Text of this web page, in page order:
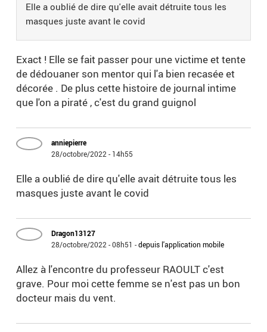
Elle a oublié de dire qu'elle avait détruite tous les
masques juste avant le covid
Exact ! Elle se fait passer pour une victime et tente
de dédouaner son mentor qui l'a bien recasée et
décorée . De plus cette histoire de journal intime
que l'on a piraté , c'est du grand guignol
anniepierre
28/octobre/2022 - 14h55
Elle a oublié de dire qu'elle avait détruite tous les
masques juste avant le covid
Dragon13127
28/octobre/2022 - 08h51 -depuis l'application mobile
Allez à l'encontre du professeur RAOULT c'est
grave. Pour moi cette femme se n'est pas un bon
docteur mais du vent.